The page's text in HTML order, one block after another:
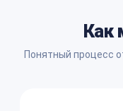
Как
Понятный процесс